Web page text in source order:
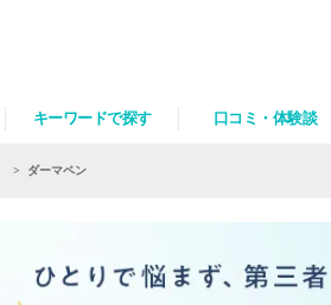
キーワードで探す 口コミ・体験談
> ダーマペン